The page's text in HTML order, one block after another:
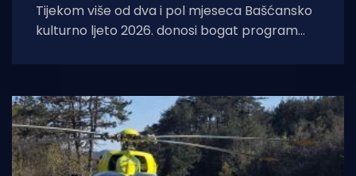
Tijekom više od dva i pol mjeseca Bašćansko
kulturno ljeto 2026. donosi bogat program
doživljaja